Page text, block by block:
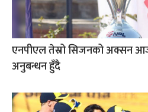
एनपीएल तेस्रो सिजनको अक्सन
अनुबन्धन हुँदै